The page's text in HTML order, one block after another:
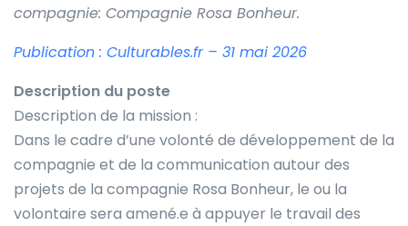
compagnie: Compagnie Rosa Bonheur.
Publication : Culturables.fr – 31 mai 2026
Description du poste
Description de la mission :
Dans le cadre d’une volonté de développement de la
compagnie et de la communication autour des
projets de la compagnie Rosa Bonheur, le ou la
volontaire sera amené.e à appuyer le travail des